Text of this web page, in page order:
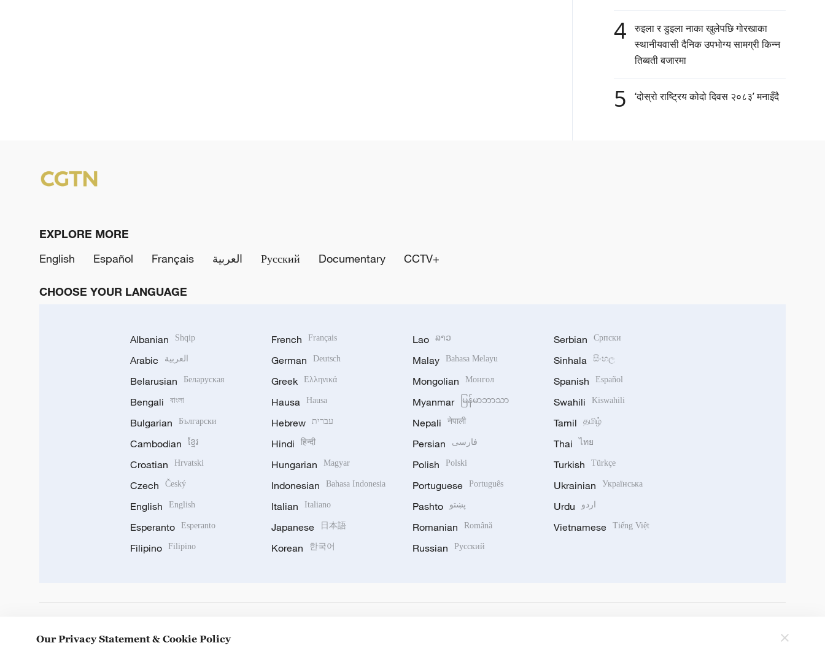
4
रुइला र डुइला नाका खुलेपछि गोरखाका
स्थानीयवासी दैनिक उपभोग्य सामग्री किन्न
तिब्बती बजारमा
5 ‘दोस्रो राष्ट्रिय कोदो दिवस २०८३’ मनाइँदै
EXPLORE MORE
English
Español Français العربية Русский Documentary CCTV+
CHOOSE YOUR LANGUAGE
Albanian Shqip
Arabic العربية
Belarusian Беларуская
Bengali বাংলা
Bulgarian Български
Cambodian ខ្មែរ
Croatian Hrvatski
Czech Český
English English
Esperanto Esperanto
Filipino Filipino
French Français
German Deutsch
Greek Ελληνικά
Hausa Hausa
Hebrew עברית
Hindi हिन्दी
Hungarian Magyar
Indonesian Bahasa Indonesia
Italian Italiano
Japanese 日本語
Korean 한국어
Lao ລາວ
Malay Bahasa Melayu
Mongolian Монгол
Myanmar မြန်မာဘာသာ
Nepali नेपाली
Persian فارسی
Polish Polski
Portuguese Português
Pashto پښتو
Romanian Română
Russian Русский
Serbian Српски
Sinhala සිංහල
Spanish Español
Swahili Kiswahili
Tamil தமிழ்
Thai ไทย
Turkish Türkçe
Ukrainian Українська
Urdu اردو
Vietnamese Tiếng Việt
Our Privacy Statement & Cookie Policy